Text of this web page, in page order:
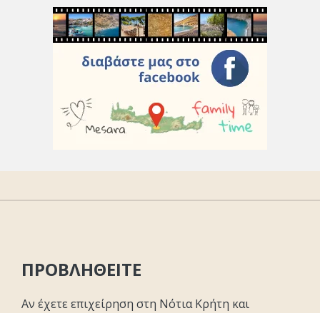
ΠΡΟΒΛΗΘΕΙΤΕ
Αν έχετε επιχείρηση στη Νότια Κρήτη και